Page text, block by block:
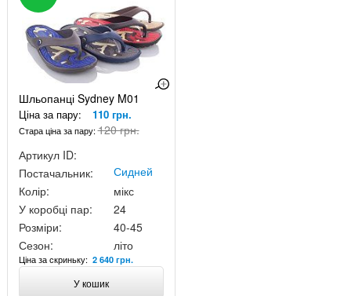
Шльопанці Sydney M01
Ціна за пару: 110 грн.
Стара ціна за пару:120 грн.
Артикул ID:
Постачальник:
Сидней
Колір:
мікс
У коробці пар:
24
Розміри:
40-45
Сезон:
літо
Ціна за скриньку: 2 640 грн.
У кошик